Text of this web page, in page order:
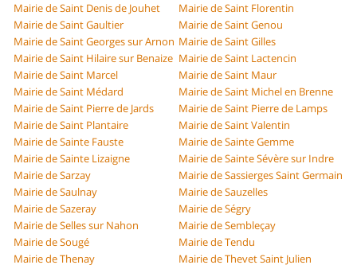
Mairie de Saint Denis de Jouhet
Mairie de Saint Florentin
Mairie de Saint Gaultier
Mairie de Saint Genou
Mairie de Saint Georges sur Arnon Mairie de Saint Gilles
Mairie de Saint Hilaire sur Benaize Mairie de Saint Lactencin
Mairie de Saint Marcel
Mairie de Saint Maur
Mairie de Saint Médard
Mairie de Saint Michel en Brenne
Mairie de Saint Pierre de Jards
Mairie de Saint Pierre de Lamps
Mairie de Saint Plantaire
Mairie de Saint Valentin
Mairie de Sainte Fauste
Mairie de Sainte Gemme
Mairie de Sainte Lizaigne
Mairie de Sainte Sévère sur Indre
Mairie de Sarzay
Mairie de Sassierges Saint Germain
Mairie de Saulnay
Mairie de Sauzelles
Mairie de Sazeray
Mairie de Ségry
Mairie de Selles sur Nahon
Mairie de Sembleçay
Mairie de Sougé
Mairie de Tendu
Mairie de Thenay
Mairie de Thevet Saint Julien